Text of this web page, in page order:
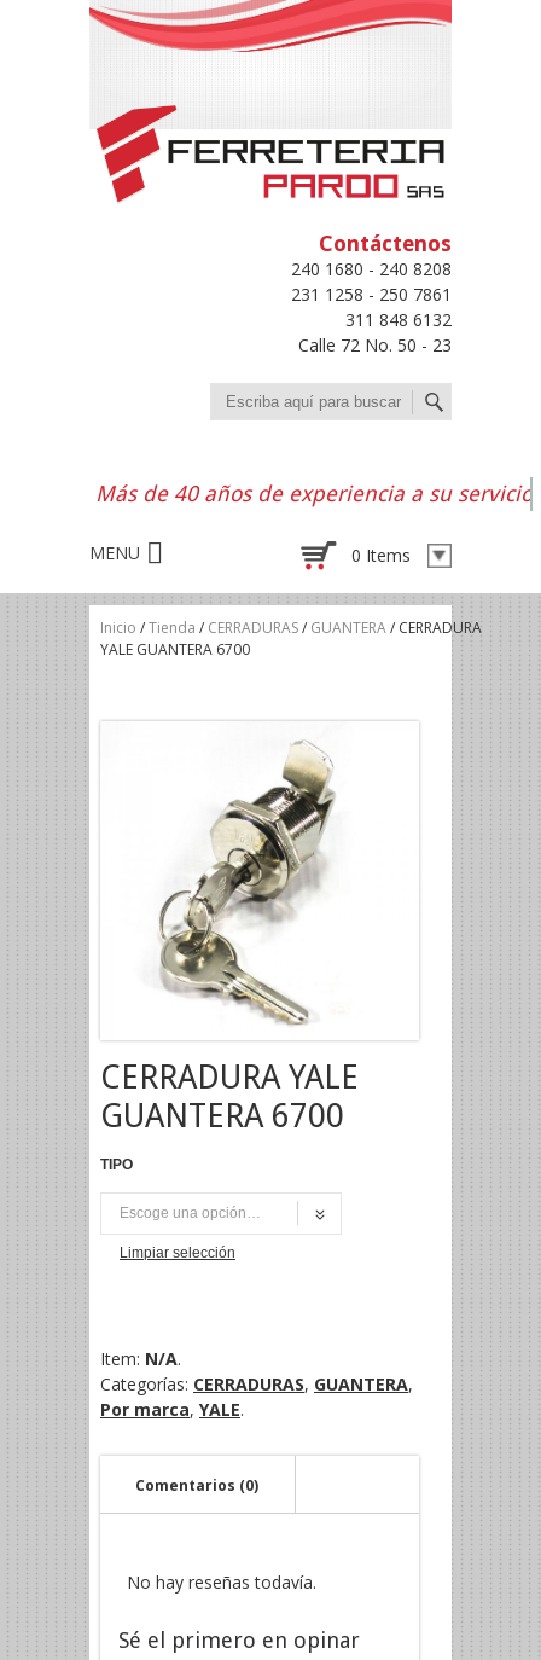
Contáctenos
240 1680 - 240 8208
231 1258 - 250 7861
311 848 6132
Calle 72 No. 50 - 23
Buscar
Más de 40 años de experiencia a su servicio
0 Items
Inicio /Tienda / CERRADURAS/ GUANTERA/ CERRADURA
YALE GUANTERA 6700
CERRADURA YALE
GUANTERA 6700
TIPO
Limpiar selección
UNI
Item: N/A.
Categorías: CERRADURAS, GUANTERA,
Por marca, YALE.
Comentarios (0)
No hay reseñas todavía.
Sé el primero en opinar